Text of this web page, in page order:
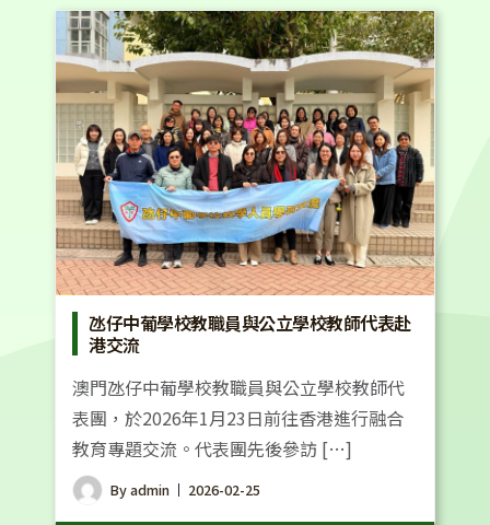
氹仔中葡學校教職員與公立學校教師代表赴
港交流
澳門氹仔中葡學校教職員與公立學校教師代
表團，於2026年1月23日前往香港進行融合
教育專題交流。代表團先後參訪 […]
Byadmin 2026-02-25